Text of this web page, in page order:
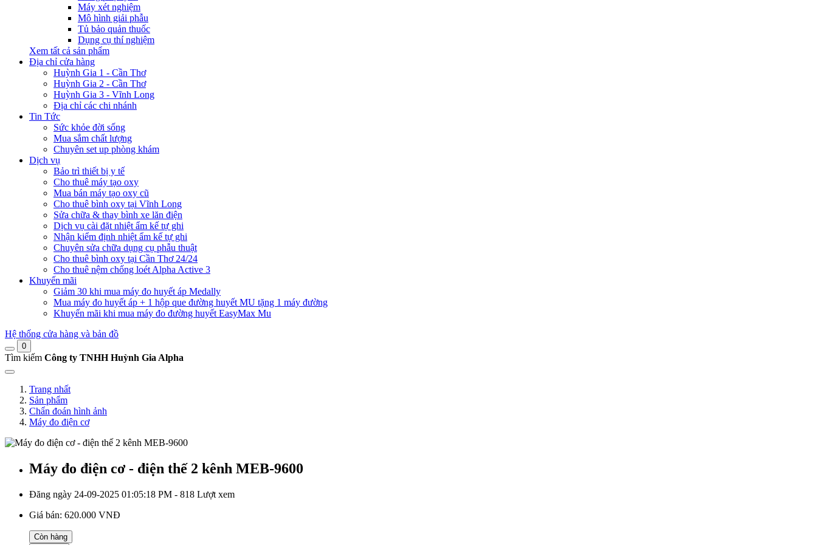
Máy xét nghiệm
Mô hình giải phẫu
Tủ bảo quản thuốc
Dụng cụ thí nghiệm
Xem tất cả sản phẩm
Địa chỉ cửa hàng
Huỳnh Gia 1 - Cần Thơ
Huỳnh Gia 2 - Cần Thơ
Huỳnh Gia 3 - Vĩnh Long
Địa chỉ các chi nhánh
Tin Tức
Sức khỏe đời sống
Mua sắm chất lượng
Chuyên set up phòng khám
Dịch vụ
Bảo trì thiết bị y tế
Cho thuê máy tạo oxy
Mua bán máy tạo oxy cũ
Cho thuê bình oxy tại Vĩnh Long
Sửa chữa & thay bình xe lăn điện
Dịch vụ cài đặt nhiệt ẩm kế tự ghi
Nhận kiểm định nhiệt ẩm kế tự ghi
Chuyên sửa chữa dụng cụ phẫu thuật
Cho thuê bình oxy tại Cần Thơ 24/24
Cho thuê nệm chống loét Alpha Active 3
Khuyến mãi
Giảm 30 khi mua máy đo huyết áp Medally
Mua máy đo huyết áp + 1 hộp que đường huyết MU tặng 1 máy đường
Khuyến mãi khi mua máy đo đường huyết EasyMax Mu
Hệ thống cửa hàng và bản đồ
0
Tìm kiếm Công ty TNHH Huỳnh Gia Alpha
Trang nhất
Sản phẩm
Chẩn đoán hình ảnh
Máy đo điện cơ
Máy đo điện cơ - điện thế 2 kênh MEB-9600
Đăng ngày 24-09-2025 01:05:18 PM - 818 Lượt xem
Giá bán: 620.000 VNĐ
Còn hàng